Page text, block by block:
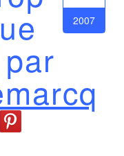
2007